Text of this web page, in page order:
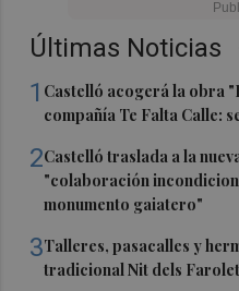
Últimas Noticias
1 Castelló acogerá la obra
compañía Te Falta Calle:
2Castelló traslada a la
"colaboración
monumento gaiatero"
3Talleres, pasacalles y
tradicional Nit dels